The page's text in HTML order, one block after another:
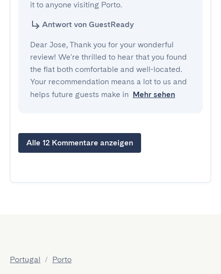
it to anyone visiting Porto.
Antwort von GuestReady
Dear Jose, Thank you for your wonderful
review! We're thrilled to hear that you found
the flat both comfortable and well-located.
Your recommendation means a lot to us and
helps future guests make in Mehr sehen
Alle 12 Kommentare anzeigen
Portugal / Porto